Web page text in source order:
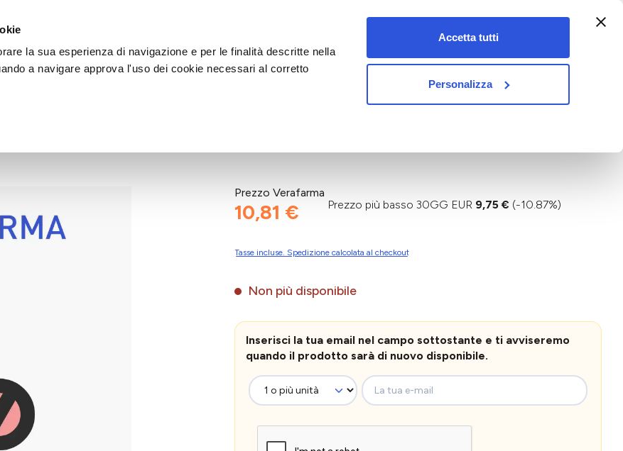
la sua esperienza di navigazione e per le finalità descritte nella
a navigare approva l'uso dei cookie necessari al corretto
Accetta tutti
Personalizza
vet&pet
Prezzo Verafarma
10,81 € Prezzo più basso 30GG EUR 9,75 € (-10.87%)
Tasse incluse. Spedizione calcolata al checkout
Non più disponibile
Inserisci la tua email nel campo sottostante e ti avviseremo
quando il prodotto sarà di nuovo disponibile.
La tua e-mail